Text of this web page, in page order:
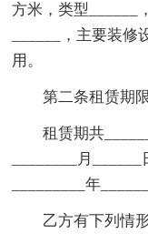
方米，类型______
______，主要装
用。
第二条租赁期限
租赁期共
________月
_________年
乙方有下列情